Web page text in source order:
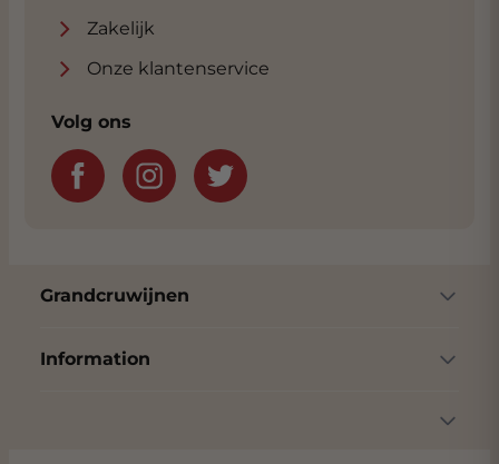
Zakelijk
Onze klantenservice
Volg ons
Grandcruwijnen
Information